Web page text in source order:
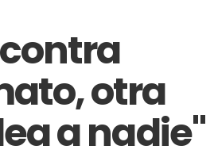
otra
a nadie"